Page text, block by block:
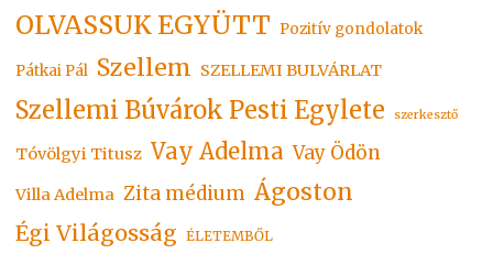
OLVASSUK EGYÜTT Pozitív gondolatok
Pátkai Pál Szellem SZELLEMI BULVÁRLAT
Szellemi Búvárok Pesti Egylete szerkesztő
Tóvölgyi Titusz Vay Adelma Vay Ödön
Villa Adelma Zita médium Ágoston
Égi Világosság ÉLETEMBŐL